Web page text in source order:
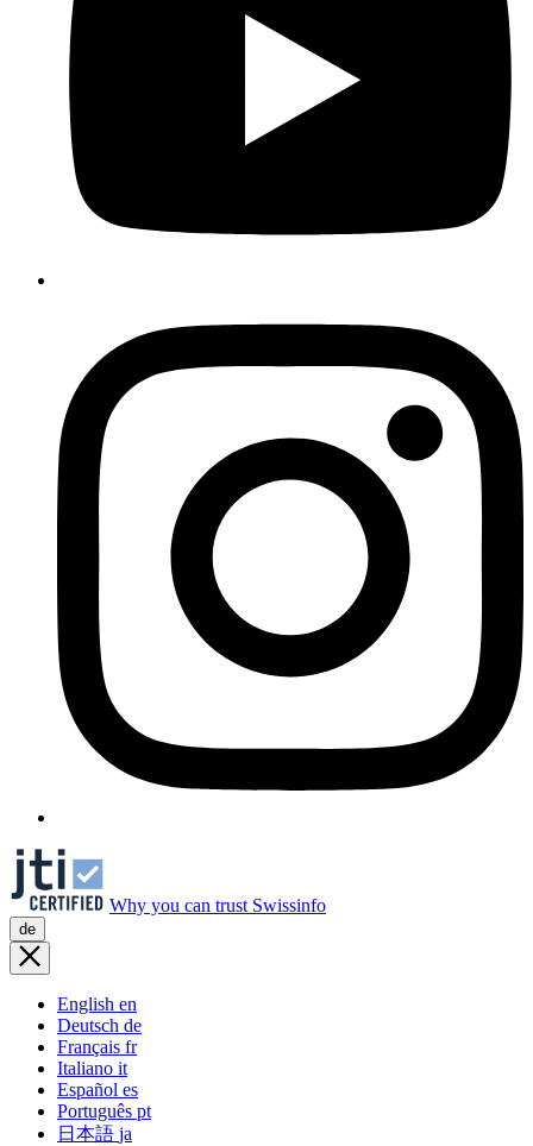
Why you can trust Swissinfo
de
English en
Deutsch de
Français fr
Italiano it
Español es
Português pt
日本語 ja